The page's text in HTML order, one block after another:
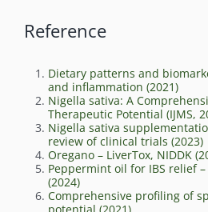
Reference
Dietary patterns and
and inflammation (2021)
Nigella sativa: A
Therapeutic Potential (IJMS,
Nigella sativa
review of clinical trials (2023)
Oregano – LiverTox, NIDDK
Peppermint oil for IBS relief
(2024)
Comprehensive profiling of